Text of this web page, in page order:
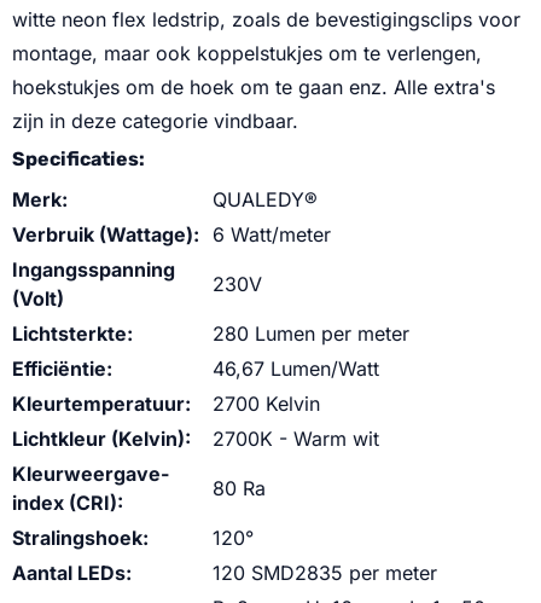
witte neon flex ledstrip, zoals de bevestigingsclips voor
montage, maar ook koppelstukjes om te verlengen,
hoekstukjes om de hoek om te gaan enz. Alle extra's
zijn in deze categorie vindbaar.
Specificaties:
Merk:
QUALEDY®
Verbruik (Wattage):
6 Watt/meter
Ingangsspanning
(Volt)
230V
Lichtsterkte:
280 Lumen per meter
Efficiëntie:
46,67 Lumen/Watt
Kleurtemperatuur:
2700 Kelvin
Lichtkleur (Kelvin):
2700K - Warm wit
Kleurweergave-
index (CRI):
80 Ra
Stralingshoek:
120°
Aantal LEDs:
120 SMD2835 per meter